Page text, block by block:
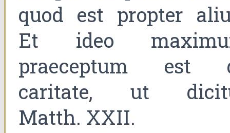
quod est propter
Et ideo
praeceptum est
caritate, ut
Matth. XXII.